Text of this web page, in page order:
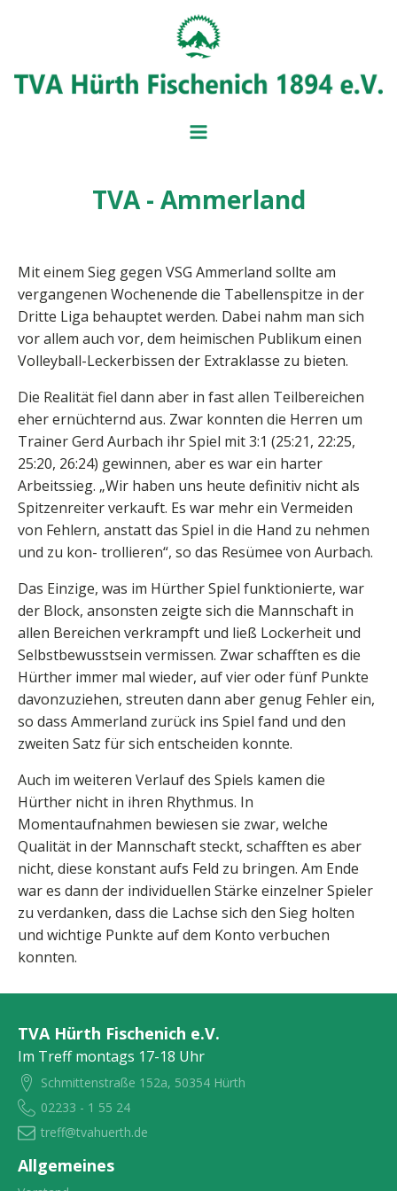
TVA - Ammerland
Mit einem Sieg gegen VSG Ammerland sollte am
vergangenen Wochenende die Tabellenspitze in der
Dritte Liga behauptet werden. Dabei nahm man sich
vor allem auch vor, dem heimischen Publikum einen
Volleyball-Leckerbissen der Extraklasse zu bieten.
Die Realität fiel dann aber in fast allen Teilbereichen
eher ernüchternd aus. Zwar konnten die Herren um
Trainer Gerd Aurbach ihr Spiel mit 3:1 (25:21, 22:25,
25:20, 26:24) gewinnen, aber es war ein harter
Arbeitssieg. „Wir haben uns heute definitiv nicht als
Spitzenreiter verkauft. Es war mehr ein Vermeiden
von Fehlern, anstatt das Spiel in die Hand zu nehmen
und zu kon- trollieren“, so das Resümee von Aurbach.
Das Einzige, was im Hürther Spiel funktionierte, war
der Block, ansonsten zeigte sich die Mannschaft in
allen Bereichen verkrampft und ließ Lockerheit und
Selbstbewusstsein vermissen. Zwar schafften es die
Hürther immer mal wieder, auf vier oder fünf Punkte
davonzuziehen, streuten dann aber genug Fehler ein,
so dass Ammerland zurück ins Spiel fand und den
zweiten Satz für sich entscheiden konnte.
Auch im weiteren Verlauf des Spiels kamen die
Hürther nicht in ihren Rhythmus. In
Momentaufnahmen bewiesen sie zwar, welche
Qualität in der Mannschaft steckt, schafften es aber
nicht, diese konstant aufs Feld zu bringen. Am Ende
war es dann der individuellen Stärke einzelner Spieler
zu verdanken, dass die Lachse sich den Sieg holten
und wichtige Punkte auf dem Konto verbuchen
konnten.
TVA Hürth Fischenich e.V.
Im Treff montags 17-18 Uhr
Schmittenstraße 152a, 50354 Hürth
02233 - 1 55 24
treff@tvahuerth.de
Allgemeines